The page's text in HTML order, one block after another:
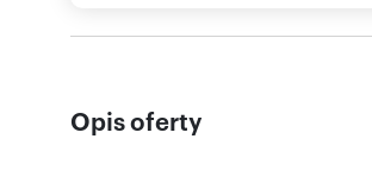
Opis oferty